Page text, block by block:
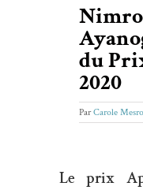
du
2020
ParCarole
Le prix